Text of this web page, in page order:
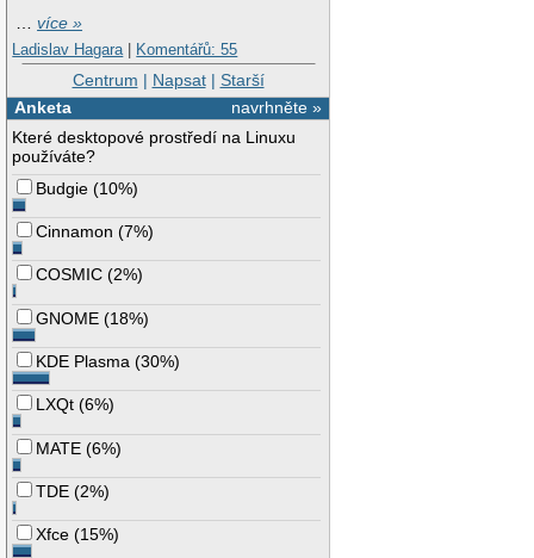
…více »
Ladislav Hagara | Komentářů: 55
Centrum | Napsat| Starší
navrhněte »
Anketa
Které desktopové prostředí na Linuxu
používáte?
Budgie (10%)
Cinnamon (7%)
COSMIC (2%)
GNOME (18%)
KDE Plasma (30%)
LXQt (6%)
MATE (6%)
TDE (2%)
Xfce (15%)